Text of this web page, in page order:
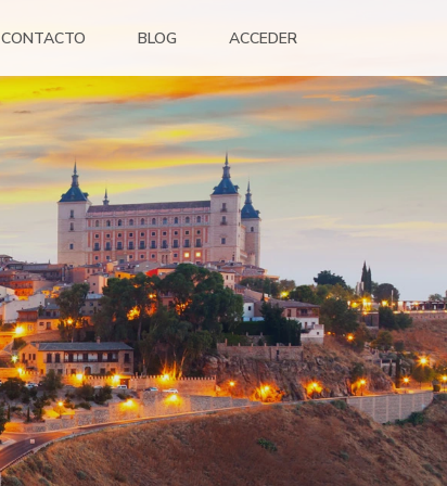
CONTACTO BLOG ACCEDER